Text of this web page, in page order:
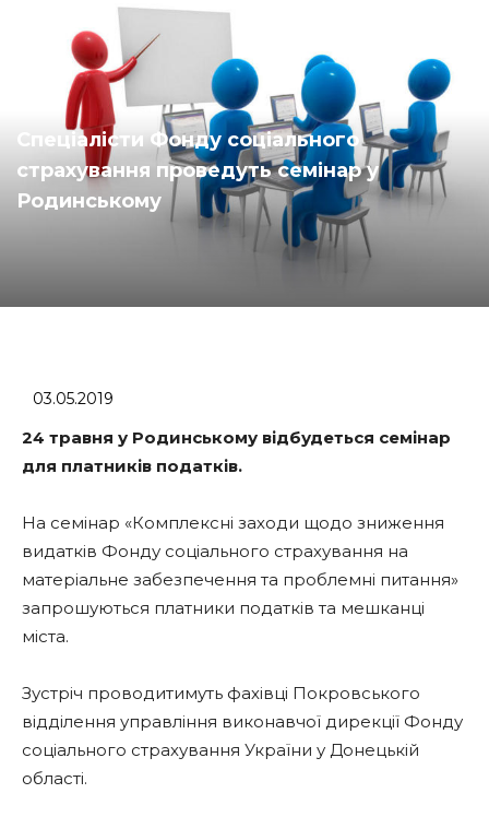
Спеціалісти Фонду соціального
страхування проведуть семінар у
Родинському
03.05.2019
24 травня у Родинському відбудеться семінар
для платників податків.
На семінар «Комплексні заходи щодо зниження
видатків Фонду соціального страхування на
матеріальне забезпечення та проблемні питання»
запрошуються платники податків та мешканці
міста.
Зустріч проводитимуть фахівці Покровського
відділення управління виконавчої дирекції Фонду
соціального страхування України у Донецькій
області.